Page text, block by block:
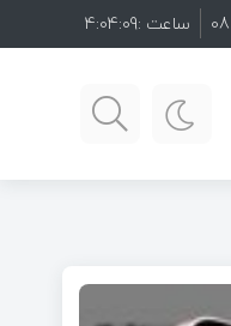
ساعت :4:04:11